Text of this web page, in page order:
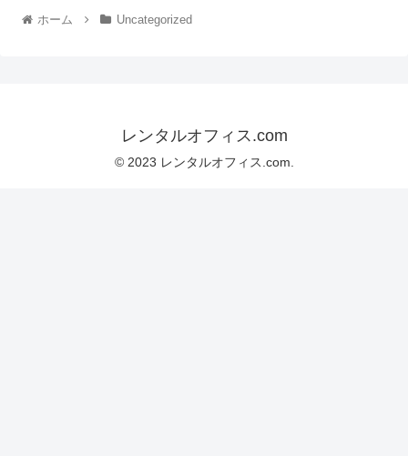
ホーム Uncategorized
レンタルオフィス.com
© 2023 レンタルオフィス.com.